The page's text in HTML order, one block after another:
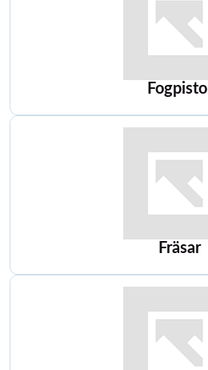
Fogpistol
Fräsar